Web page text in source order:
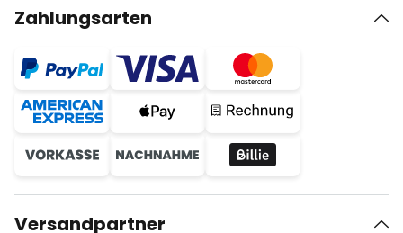
Zahlungsarten
Versandpartner